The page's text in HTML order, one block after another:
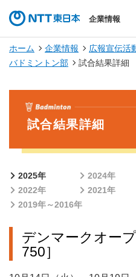
企業情報
ホーム 企業情報 広報宣伝活
バドミントン部
試合結果詳細
試合結果詳細
2025年 2024年
2022年
2021年
2019年～2016年
デンマークオー
750］